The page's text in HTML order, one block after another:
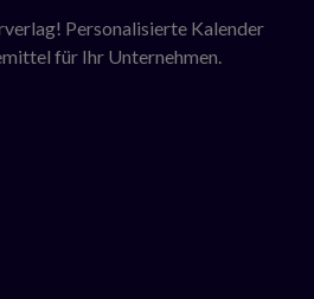
Personalisierte Kalender
für Ihr Unternehmen.